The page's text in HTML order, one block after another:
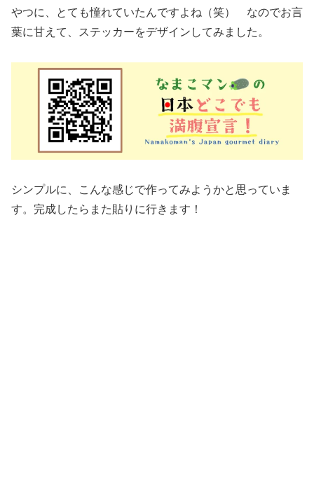
やつに、とても憧れていたんですよね（笑） なのでお言
葉に甘えて、ステッカーをデザインしてみました。
シンプルに、こんな感じで作ってみようかと思っていま
す。完成したらまた貼りに行きます！